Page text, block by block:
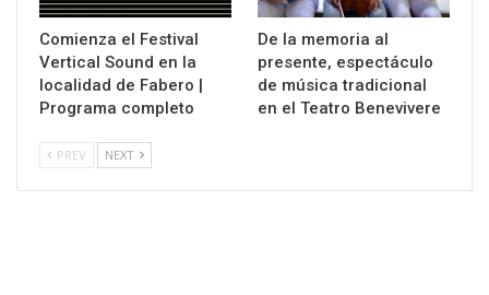
Comienza el Festival
Vertical Sound en la
localidad de Fabero |
Programa completo
De la memoria al
presente, espectáculo
de música tradicional
en el Teatro Benevivere
PREV NEXT